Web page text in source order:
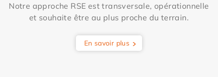
Notre approche RSE est transversale, opérationnelle
et souhaite être au plus proche du terrain.
En savoir plus